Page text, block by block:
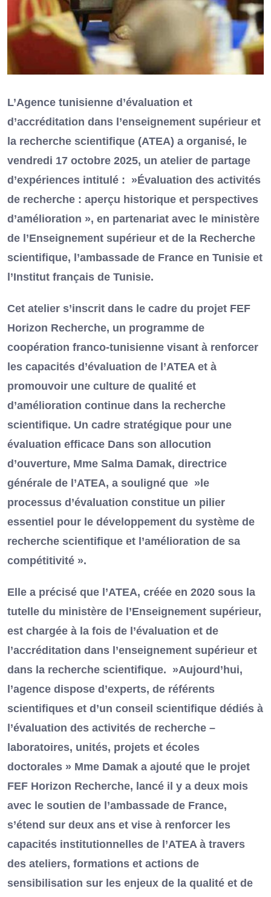
L’Agence tunisienne d’évaluation et
d’accréditation dans l’enseignement supérieur et
la recherche scientifique (ATEA) a organisé, le
vendredi 17 octobre 2025, un atelier de partage
d’expériences intitulé : »Évaluation des activités
de recherche : aperçu historique et perspectives
d’amélioration », en partenariat avec le ministère
de l’Enseignement supérieur et de la Recherche
scientifique, l’ambassade de France en Tunisie et
l’Institut français de Tunisie.
Cet atelier s’inscrit dans le cadre du projet FEF
Horizon Recherche, un programme de
coopération franco-tunisienne visant à renforcer
les capacités d’évaluation de l’ATEA et à
promouvoir une culture de qualité et
d’amélioration continue dans la recherche
scientifique. Un cadre stratégique pour une
évaluation efficace Dans son allocution
d’ouverture, Mme Salma Damak, directrice
générale de l’ATEA, a souligné que »le
processus d’évaluation constitue un pilier
essentiel pour le développement du système de
recherche scientifique et l’amélioration de sa
compétitivité ».
Elle a précisé que l’ATEA, créée en 2020 sous la
tutelle du ministère de l’Enseignement supérieur,
est chargée à la fois de l’évaluation et de
l’accréditation dans l’enseignement supérieur et
dans la recherche scientifique. »Aujourd’hui,
l’agence dispose d’experts, de référents
scientifiques et d’un conseil scientifique dédiés à
l’évaluation des activités de recherche –
laboratoires, unités, projets et écoles
doctorales » Mme Damak a ajouté que le projet
FEF Horizon Recherche, lancé il y a deux mois
avec le soutien de l’ambassade de France,
s’étend sur deux ans et vise à renforcer les
capacités institutionnelles de l’ATEA à travers
des ateliers, formations et actions de
sensibilisation sur les enjeux de la qualité et de